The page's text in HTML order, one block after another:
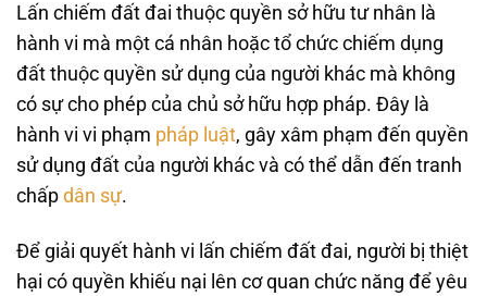
Lấn chiếm đất đai thuộc quyền sở hữu tư nhân là
hành vi mà một cá nhân hoặc tổ chức chiếm dụng
đất thuộc quyền sử dụng của người khác mà không
có sự cho phép của chủ sở hữu hợp pháp. Đây là
hành vi vi phạm pháp luật, gây xâm phạm đến quyền
sử dụng đất của người khác và có thể dẫn đến tranh
chấp dân sự.
Để giải quyết hành vi lấn chiếm đất đai, người bị thiệt
hại có quyền khiếu nại lên cơ quan chức năng để yêu